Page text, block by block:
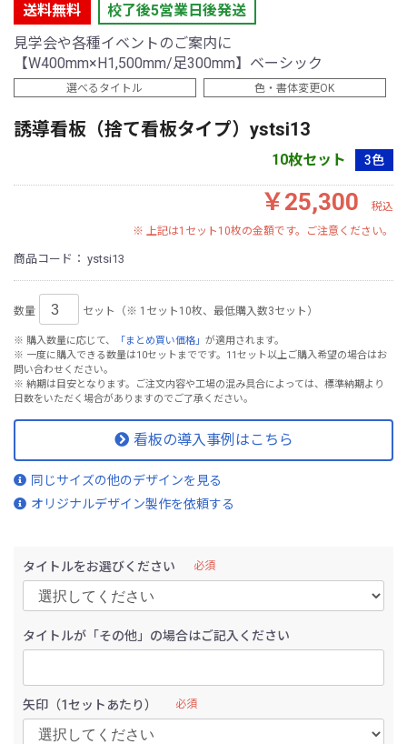
送料無料
校了後5営業日後発送
見学会や各種イベントのご案内に
【W400mm×H1,500mm/足300mm】ベーシック
選べるタイトル 色・書体変更OK
誘導看板（捨て看板タイプ）ystsi13
10枚セット 3色
￥25,300
税込
※ 上記は1セット10枚の金額です。ご注意ください。
商品コード： ystsi13
数量 セット（※ 1セット10枚、最低購入数3セット）
※ 購入数量に応じて、 「まとめ買い価格」 が適用されます。
※ 一度に購入できる数量は10セットまでです。11セット以上ご購入希望の場合はお
問い合わせください。
※ 納期は目安となります。ご注文内容や工場の混み具合によっては、標準納期より
日数をいただく場合がありますのでご了承ください。
看板の導入事例はこちら
同じサイズの他のデザインを見る
オリジナルデザイン製作を依頼する
タイトルをお選びください 必須
タイトルが「その他」の場合はご記入ください
矢印（1セットあたり） 必須